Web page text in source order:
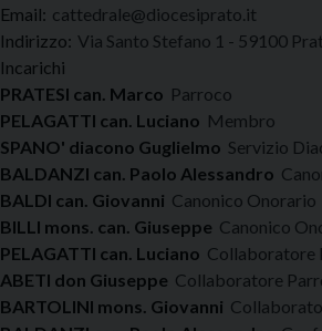
Email: cattedrale@diocesiprato.it
Indirizzo: Via Santo Stefano 1 - 59100
Incarichi
PRATESI can. Marco Parroco
PELAGATTI can. Luciano Membro
SPANO' diacono Guglielmo Servizio
BALDANZI can. Paolo Alessandro
BALDI can. Giovanni Canonico Onorario
BILLI mons. can. Giuseppe Canonico
PELAGATTI can. Luciano Collaboratore
ABETI don Giuseppe Collaboratore
BARTOLINI mons. Giovanni